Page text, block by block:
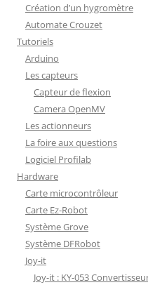
Création d’un hygromètre
Automate Crouzet
Tutoriels
Arduino
Les capteurs
Capteur de flexion
Camera OpenMV
Les actionneurs
La foire aux questions
Logiciel Profilab
Hardware
Carte microcontrôleur
Carte Ez-Robot
Système Grove
Système DFRobot
Joy-it
Joy-it : KY-053